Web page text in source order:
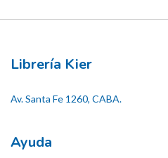
Librería Kier
Av. Santa Fe 1260, CABA.
Ayuda